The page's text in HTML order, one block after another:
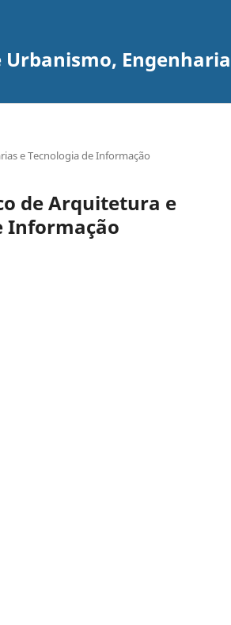
e Tecnologia de Informação
de Arquitetura e
Informação